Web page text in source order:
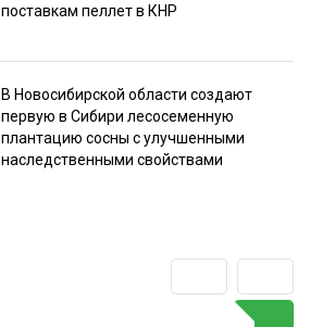
поставкам пеллет в КНР
В Новосибирской области создают
первую в Сибири лесосеменную
плантацию сосны с улучшенными
наследственными свойствами